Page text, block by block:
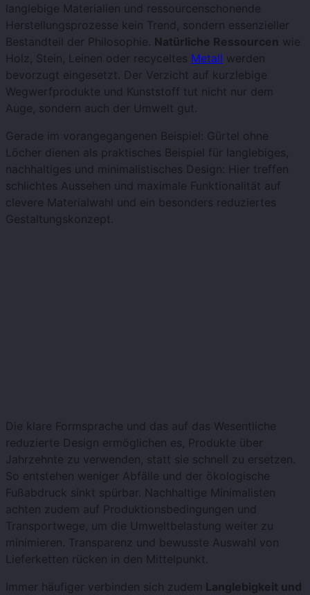
langlebige Materialien und ressourcenschonende
Herstellungsprozesse kein Trend, sondern essenzieller
Bestandteil der Philosophie. Natürliche Ressourcen wie
Holz, Stein, Leinen oder recyceltes Metall werden
bevorzugt eingesetzt. Der Verzicht auf kurzlebige
Wegwerfprodukte und Kunststoff tut nicht nur dem
Auge, sondern auch der Umwelt gut.
Gerade im vorangegangenen Beispiel: Gürtel ohne
Löcher dienen als praktisches Beispiel für langlebiges,
nachhaltiges und minimalistisches Design: Hier treffen
schlichtes Aussehen und maximale Funktionalität auf
clevere Materialwahl und ein besonders reduziertes
Gestaltungskonzept.
Die klare Formsprache und das auf das Wesentliche
reduzierte Design ermöglichen es, Produkte über
Jahrzehnte zu verwenden, statt sie schnell zu ersetzen.
So entstehen weniger Abfälle und der ökologische
Fußabdruck sinkt spürbar. Nachhaltige Minimalisten
achten zudem auf Produktionsbedingungen und
Transportwege, um die Umweltbelastung weiter zu
minimieren. Transparenz und bewusste Auswahl von
Lieferketten rücken in den Mittelpunkt.
Immer häufiger verbinden sich zudem Langlebigkeit und